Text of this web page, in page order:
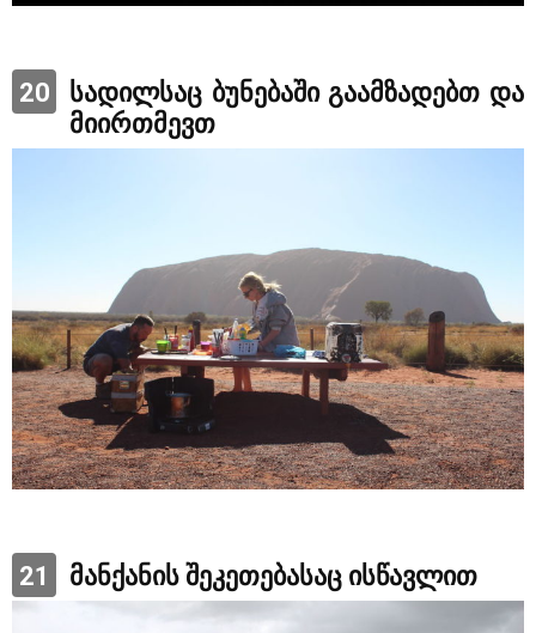
20
სადილსაც ბუნებაში გაამზადებთ და
მიირთმევთ
21 მანქანის შეკეთებასაც ისწავლით